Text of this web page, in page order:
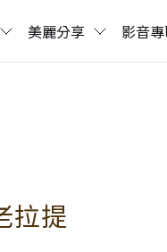
美麗分享 影音
拉提